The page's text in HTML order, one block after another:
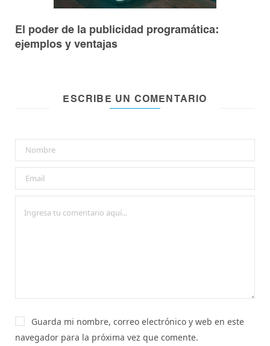
El poder de la publicidad programática:
ejemplos y ventajas
ESCRIBE UN COMENTARIO
Guarda mi nombre, correo electrónico y web en este
navegador para la próxima vez que comente.